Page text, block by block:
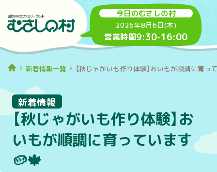
今日のむさしの村
2026年8月6日(木)
営業時間9:30-16:00
新着情報一覧 【秋じゃがいも作り体験】おいもが順調に育っ
【秋じゃがいも作り体験】お
いもが順調に育っています
🥔🍁
新着情報